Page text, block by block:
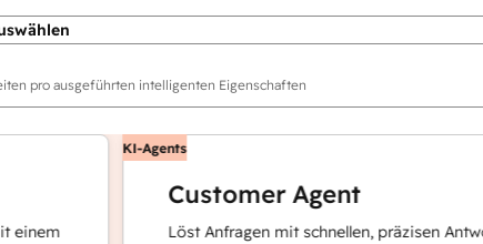
pro ausgeführten intelligenten Eigenschaften
KI-Agents
Customer Agent
Löst Anfragen mit schnellen, präzisen Antworten